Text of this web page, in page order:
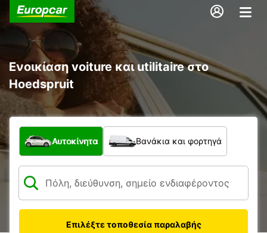
Ενοικίαση voiture και utilitaire στο
Hoedspruit
Τι τύπος οχήματος;
Αυτοκίνητα Βανάκια και φορτηγά
Επιλέξτε τοποθεσία παραλαβής